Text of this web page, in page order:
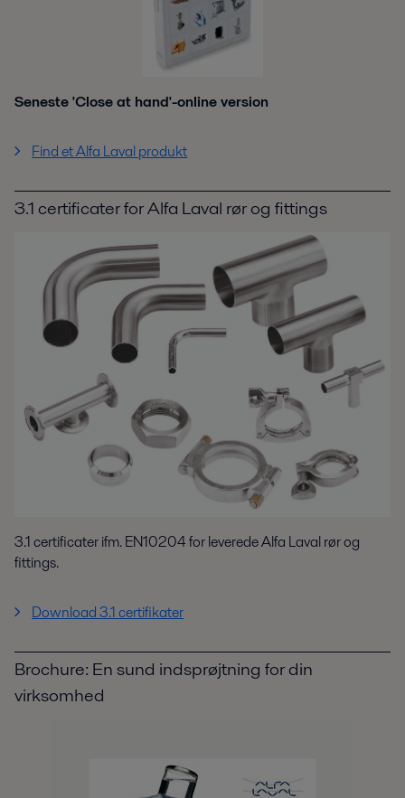
Seneste 'Close at hand'-online version
Find et Alfa Laval produkt
3.1 certificater for Alfa Laval rør og fittings
3.1 certificater ifm. EN10204 for leverede Alfa Laval rør og
fittings.
Download 3.1 certifikater
Brochure: En sund indsprøjtning for din
virksomhed